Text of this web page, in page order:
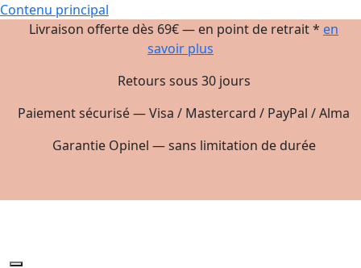
Contenu principal
Livraison offerte dès 69€ — en point de retrait * en
savoir plus
Retours sous 30 jours
Paiement sécurisé — Visa / Mastercard / PayPal / Alma
Garantie Opinel — sans limitation de durée